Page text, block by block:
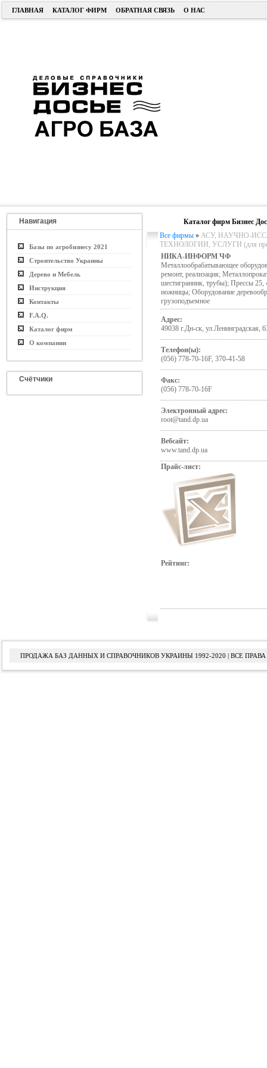
ГЛАВНАЯ КАТАЛОГ ФИРМ ОБРАТНАЯ СВЯЗЬ О НАС
Навигация
Базы по агробизнесу 2021
Строительство Украины
Дерево и Мебель
Инструкция
Контакты
F.A.Q.
Каталог фирм
О компании
Счётчики
Каталог фирм Бизнес
Все фирмы » АСУ, НАУЧНО-
ТЕХНОЛОГИИ, УСЛУГИ (для
НИКА-ИНФОРМ ЧФ
Металлообрабатывающее
ремонт, реализация;
шестигранник, трубы); Прессы 25,
ножницы; Оборудование
грузоподъемное
Адрес:
49038 г.Дн-ск, ул.Ленинградская,
Телефон(ы):
(056) 778-70-16F, 370-41-58
Факс:
(056) 778-70-16F
Электронный адрес:
root@tand.dp.ua
Вебсайт:
www.tand.dp.ua
Прайс-лист:
Рейтинг:
ПРОДАЖА БАЗ ДАННЫХ И СПРАВОЧНИКОВ УКРАИНЫ 1992-2020 | ВСЕ